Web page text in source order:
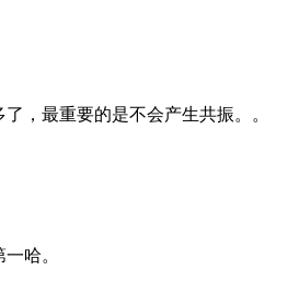
，最重要的是不会产生共振。。
哈。